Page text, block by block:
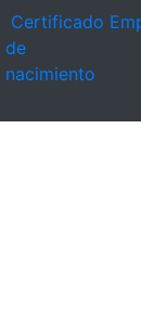
Certificado
de
nacimiento